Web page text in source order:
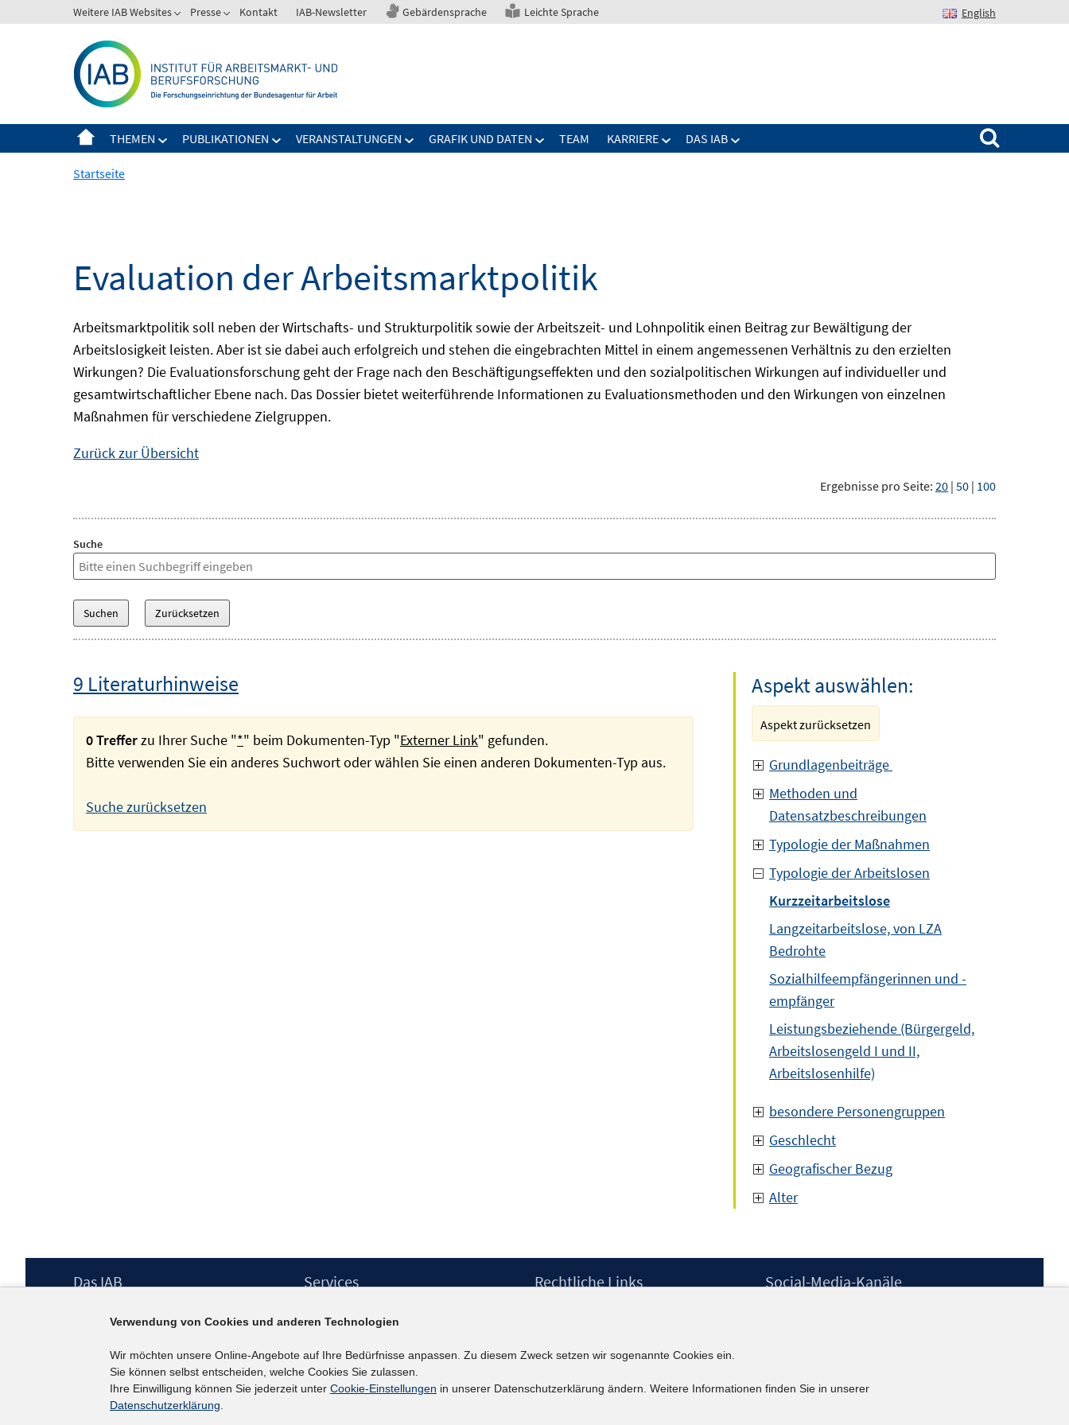
zum
Weitere IAB Websites Presse Kontakt IAB-Newsletter Gebärdensprache Leichte Sprache English
THEMEN PUBLIKATIONEN VERANSTALTUNGEN GRAFIK UND DATEN TEAM KARRIERE DAS IAB
Suchen nach:
Startseite
Evaluation der Arbeitsmarktpolitik
Arbeitsmarktpolitik soll neben der Wirtschafts- und Strukturpolitik sowie der Arbeitszeit- und Lohnpolitik einen Beitrag zur Bewältigung der
Arbeitslosigkeit leisten. Aber ist sie dabei auch erfolgreich und stehen die eingebrachten Mittel in einem angemessenen Verhältnis zu den erzielten
Wirkungen? Die Evaluationsforschung geht der Frage nach den Beschäftigungseffekten und den sozialpolitischen Wirkungen auf individueller und
gesamtwirtschaftlicher Ebene nach. Das Dossier bietet weiterführende Informationen zu Evaluationsmethoden und den Wirkungen von einzelnen
Maßnahmen für verschiedene Zielgruppen.
Zurück zur Übersicht
Ergebnisse pro Seite: 20 | 50 | 100
Suche
9 Literaturhinweise
0 Trefferzu Ihrer Suche "*" beim Dokumenten-Typ "Externer Link" gefunden.
Bitte verwenden Sie ein anderes Suchwort oder wählen Sie einen anderen Dokumenten-Typ aus.
Suche zurücksetzen
Aspekt auswählen:
Aspekt zurücksetzen
Grundlagenbeiträge
Methoden und
Datensatzbeschreibungen
Typologie der Maßnahmen
Typologie der Arbeitslosen
Kurzzeitarbeitslose
Langzeitarbeitslose, von LZA
Bedrohte
Sozialhilfeempfängerinnen und -
empfänger
Leistungsbeziehende (Bürgergeld,
Arbeitslosengeld I und II,
Arbeitslosenhilfe)
besondere Personengruppen
Geschlecht
Geografischer Bezug
Alter
Footer
Das IAB
Berufsforschung (IAB) – unser Leitbild
Institutsleitung
Graduiertenprogramm
Befragungen
Projekte
Services
IAB-Newsletter
Kontakt
Rechtliche Links
Erklärung zur Barrierefreiheit
Social-Media-Kanäle
kununu
Verwendung von Cookies und anderen Technologien
Wir möchten unsere Online-Angebote auf Ihre Bedürfnisse anpassen. Zu diesem Zweck setzen wir sogenannte Cookies ein.
Sie können selbst entscheiden, welche Cookies Sie zulassen.
Ihre Einwilligung können Sie jederzeit unter Cookie-Einstellungen in unserer Datenschutzerklärung ändern. Weitere Informationen finden Sie in unserer
Datenschutzerklärung.